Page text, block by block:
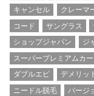
キャンセル
クレーマ
コード
サングラス
ショップジャパン
ジ
スーパープレミアムカ
ダブルエピ
デメリッ
ニードル脱毛
バージ